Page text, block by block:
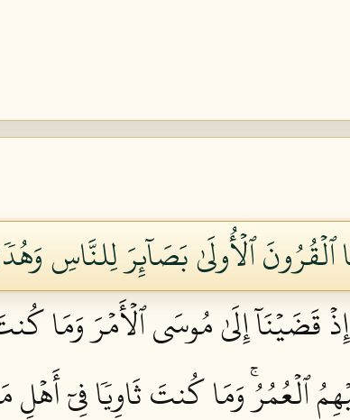
ٱلۡأُولَىٰ بَصَآئِرَ لِلنَّاسِ
قَضَيۡنَآ إِلَىٰ مُوسَى ٱلۡأَمۡرَ وَمَا
ٱلۡعُمُرُۚ وَمَا كُنتَ ثَاوِيٗا فِيٓ أَهۡلِ